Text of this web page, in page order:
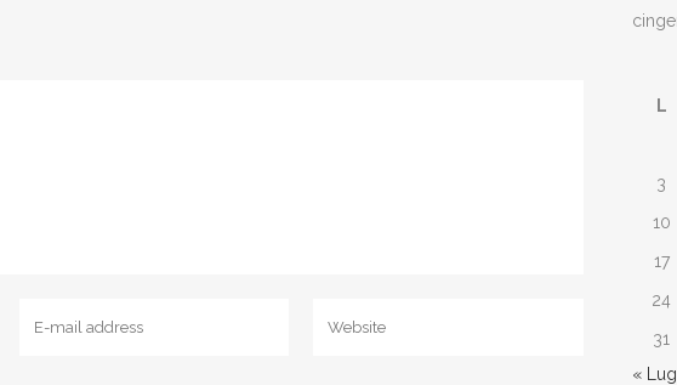
L
3
10
17
24
31
« Lug